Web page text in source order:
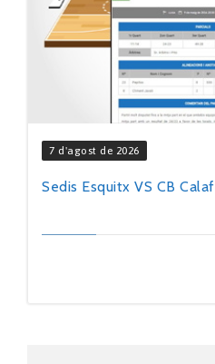
7 d'agost de 2026
Sedis Esquitx VS CB Calaf